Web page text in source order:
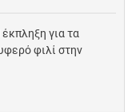
έκπληξη για τα
φιλί στην